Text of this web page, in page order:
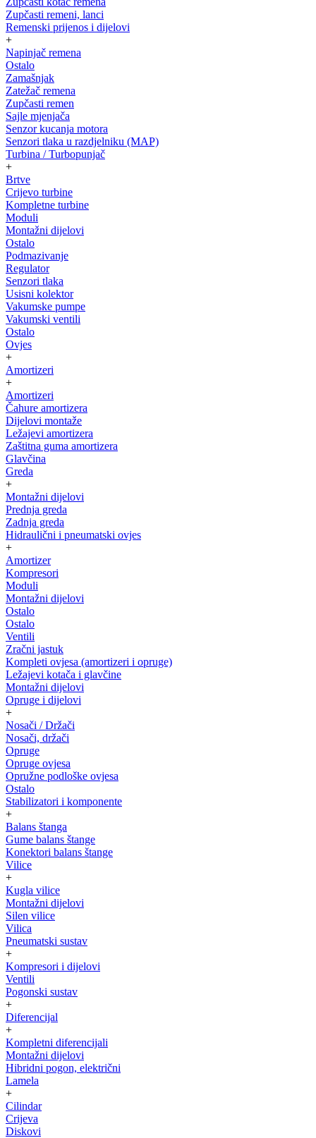
Zupčasti remeni, lanci
Remenski prijenos i dijelovi
+
Napinjač remena
Ostalo
Zamašnjak
Zatežač remena
Zupčasti remen
Sajle mjenjača
Senzor kucanja motora
Senzori tlaka u razdjelniku (MAP)
Turbina / Turbopunjač
+
Brtve
Crijevo turbine
Kompletne turbine
Moduli
Montažni dijelovi
Ostalo
Podmazivanje
Regulator
Senzori tlaka
Usisni kolektor
Vakumske pumpe
Vakumski ventili
Ostalo
Ovjes
+
Amortizeri
+
Amortizeri
Čahure amortizera
Dijelovi montaže
Ležajevi amortizera
Zaštitna guma amortizera
Glavčina
Greda
+
Montažni dijelovi
Prednja greda
Zadnja greda
Hidraulični i pneumatski ovjes
+
Amortizer
Kompresori
Moduli
Montažni dijelovi
Ostalo
Ostalo
Ventili
Zračni jastuk
Kompleti ovjesa (amortizeri i opruge)
Ležajevi kotača i glavčine
Montažni dijelovi
Opruge i dijelovi
+
Nosači / Držači
Nosači, držači
Opruge
Opruge ovjesa
Opružne podloške ovjesa
Ostalo
Stabilizatori i komponente
+
Balans štanga
Gume balans štange
Konektori balans štange
Vilice
+
Kugla vilice
Montažni dijelovi
Silen vilice
Vilica
Pneumatski sustav
+
Kompresori i dijelovi
Ventili
Pogonski sustav
+
Diferencijal
+
Kompletni diferencijali
Montažni dijelovi
Hibridni pogon, električni
Lamela
+
Cilindar
Crijeva
Diskovi